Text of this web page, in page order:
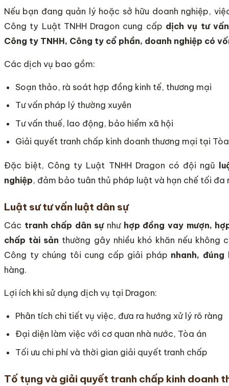
Nếu bạn đang quản lý hoặc sở hữu doanh nghiệp,
Công ty Luật TNHH Dragon cung cấp dịch vụ tư
Công ty TNHH, Công ty cổ phần, doanh nghiệp có
Các dịch vụ bao gồm:
Soạn thảo, rà soát hợp đồng kinh tế, thương mại
Tư vấn pháp lý thường xuyên
Tư vấn thuế, lao động, bảo hiểm xã hội
Giải quyết tranh chấp kinh doanh thương mại tại
Đặc biệt, Công ty Luật TNHH Dragon có đội ngũ
nghiệp, đảm bảo tuân thủ pháp luật và hạn chế tối đa
Luật sư tư vấn luật dân sự
Các tranh chấp dân sựnhư hợp đồng vay mượn,
chấp tài sản thường gây nhiều khó khăn nếu
Công ty chúng tôi cung cấp giải pháp nhanh, đúng
hàng.
Lợi ích khi sử dụng dịch vụ tại Dragon:
Phân tích chi tiết vụ việc, đưa ra hướng xử lý rõ ràng
Đại diện làm việc với cơ quan nhà nước, Tòa án
Tối ưu chi phí và thời gian giải quyết tranh chấp
Tố tụng và giải quyết tranh chấp kinh doanh